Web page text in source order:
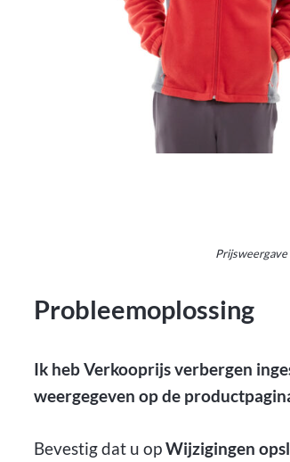
Prijsweergave
Probleemoplossing
Ik heb Verkooprijs verbergen
weergegeven op de
Bevestig dat u opWijzigingen